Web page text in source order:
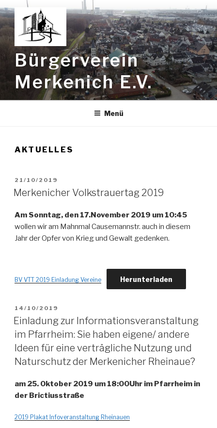
Zum
Inhalt
springen
Bürgerverein
Merkenich E.V.
Menü
AKTUELLES
VERÖFFENTLICHT
AM
21/10/2019
Merkenicher Volkstrauertag 2019
Am Sonntag, den 17.November 2019 um 10:45
wollen wir am Mahnmal Causemannstr. auch in diesem
Jahr der Opfer von Krieg und Gewalt gedenken.
BV VTT 2019 Einladung Vereine Herunterladen
VERÖFFENTLICHT
AM
14/10/2019
Einladung zur Informationsveranstaltung
im Pfarrheim: Sie haben eigene/ andere
Ideen für eine verträgliche Nutzung und
Naturschutz der Merkenicher Rheinaue?
am 25. Oktober 2019 um 18:00Uhr im Pfarrheim in
der Brictiusstraße
2019 Plakat Infoveranstaltung Rheinauen